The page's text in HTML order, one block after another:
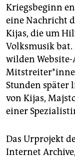
Kriegsbeginn
eine Nachricht
Kijas, die um
Volksmusik bat.
wilden
Stunden später
von Kijas,
einer
Das Urprojekt
Internet